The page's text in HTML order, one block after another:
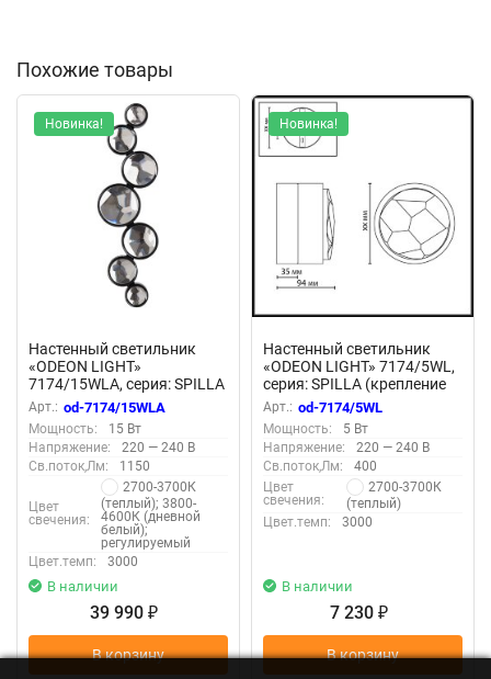
Похожие товары
Новинка!
Настенный светильник
«ODEON LIGHT»
7174/15WLA, серия: SPILLA
(крепление на планке)
Арт.: od-7174/15WLA
Мощность:
15 Вт
Напряжение:
220 — 240 В
Св.поток,Лм:
1150
Цвет
свечения:
2700-3700К
(теплый); 3800-
4600К (дневной
белый);
регулируемый
Цвет.темп:
3000
В наличии
39 990 ₽
В корзину
Новинка!
Настенный светильник
«ODEON LIGHT» 7174/5WL,
серия: SPILLA (крепление
на планке)
Арт.: od-7174/5WL
Мощность:
5 Вт
Напряжение:
220 — 240 В
Св.поток,Лм:
400
Цвет
свечения:
2700-3700К
(теплый)
Цвет.темп:
3000
В наличии
7 230 ₽
В корзину